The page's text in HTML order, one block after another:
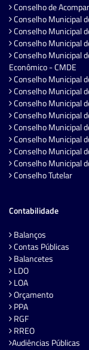
Conselho de
Conselho Municipal
Conselho Municipal
Conselho Municipal
Conselho Municipal
Econômico - CMDE
Conselho Municipal
Conselho Municipal
Conselho Municipal
Conselho Municipal
Conselho Municipal
Conselho Municipal
Conselho Municipal
Conselho Municipal
Conselho Tutelar
Contabilidade
Balanços
Contas Públicas
Balancetes
LDO
LOA
Orçamento
PPA
RGF
RREO
Audiências Públicas